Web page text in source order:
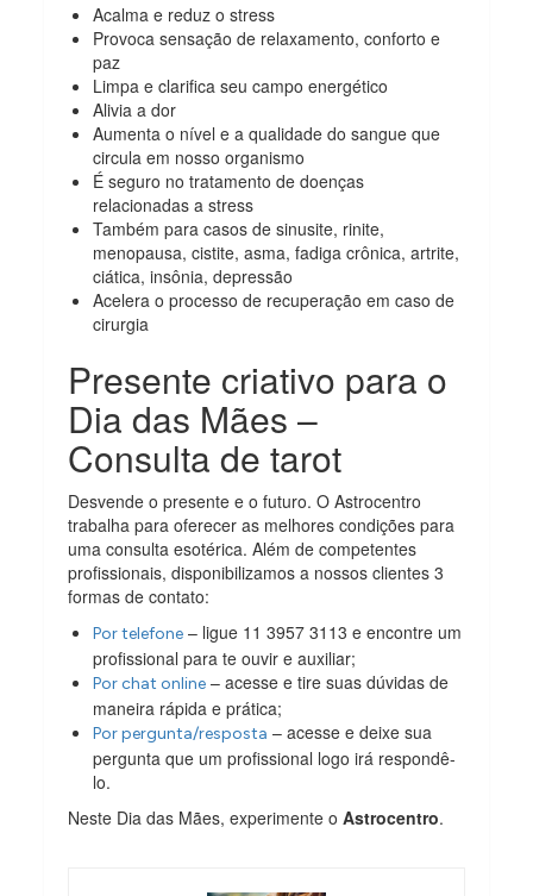
Acalma e reduz o stress
Provoca sensação de relaxamento, conforto e
paz
Limpa e clarifica seu campo energético
Alivia a dor
Aumenta o nível e a qualidade do sangue que
circula em nosso organismo
É seguro no tratamento de doenças
relacionadas a stress
Também para casos de sinusite, rinite,
menopausa, cistite, asma, fadiga crônica, artrite,
ciática, insônia, depressão
Acelera o processo de recuperação em caso de
cirurgia
Presente criativo para o
Dia das Mães –
Consulta de tarot
Desvende o presente e o futuro. O Astrocentro
trabalha para oferecer as melhores condições para
uma consulta esotérica. Além de competentes
profissionais, disponibilizamos a nossos clientes 3
formas de contato:
Por telefone – ligue 11 3957 3113 e encontre um
profissional para te ouvir e auxiliar;
Por chat online – acesse e tire suas dúvidas de
maneira rápida e prática;
Por pergunta/resposta – acesse e deixe sua
pergunta que um profissional logo irá respondê-
lo.
Neste Dia das Mães, experimente oAstrocentro.